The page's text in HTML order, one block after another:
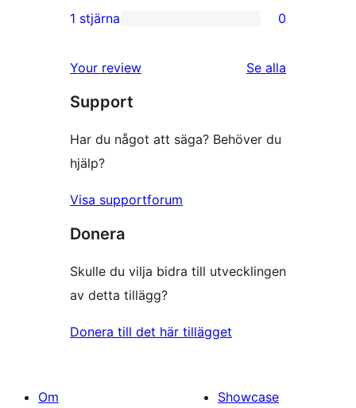
recensioner
2-
recensioner
stjärniga
recensioner
1 stjärna 0
Your review Se alla
Support
Har du något att säga? Behöver du
hjälp?
Visa supportforum
Donera
Skulle du vilja bidra till utvecklingen
av detta tillägg?
Donera till det här tillägget
Om
Showcase